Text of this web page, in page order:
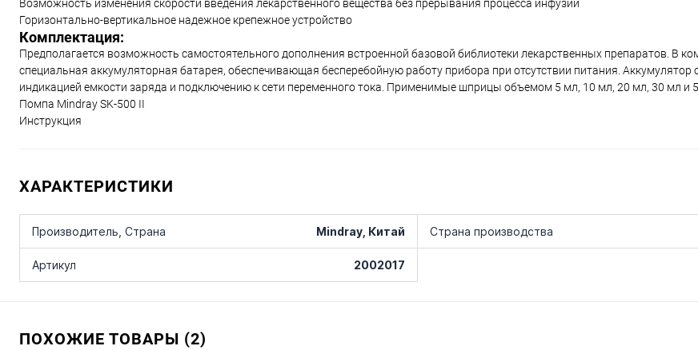
Возможность изменения скорости введения лекарственного вещества без прерывания процесса инфузии
Горизонтально-вертикальное надежное крепежное устройство
Комплектация:
Предполагается возможность самостоятельного дополнения встроенной базовой библиотеки лекарственных препаратов. В
специальная аккумуляторная батарея, обеспечивающая бесперебойную работу прибора при отсутствии питания. Аккумулятор
индикацией емкости заряда и подключению к сети переменного тока. Применимые шприцы объемом 5 мл, 10 мл, 20 мл, 30 мл и
Помпа Mindray SK-500 II
Инструкция
ХАРАКТЕРИСТИКИ
Производитель, Страна Mindray, Китай Страна производства
Артикул 2002017
ПОХОЖИЕ ТОВАРЫ (2)